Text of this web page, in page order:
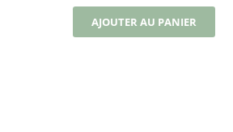
AJOUTER AU PANIER